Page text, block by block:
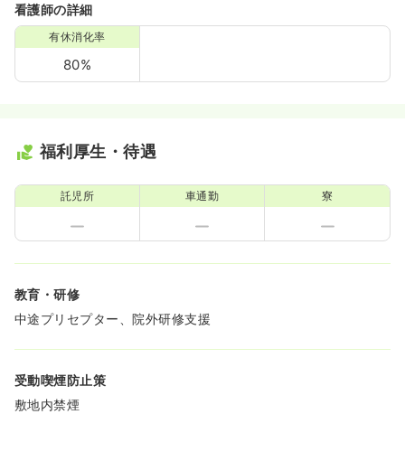
看護師の詳細
有休消化率
80%
福利厚生・待遇
託児所 車通勤 寮
教育・研修
中途プリセプター、院外研修支援
受動喫煙防止策
敷地内禁煙